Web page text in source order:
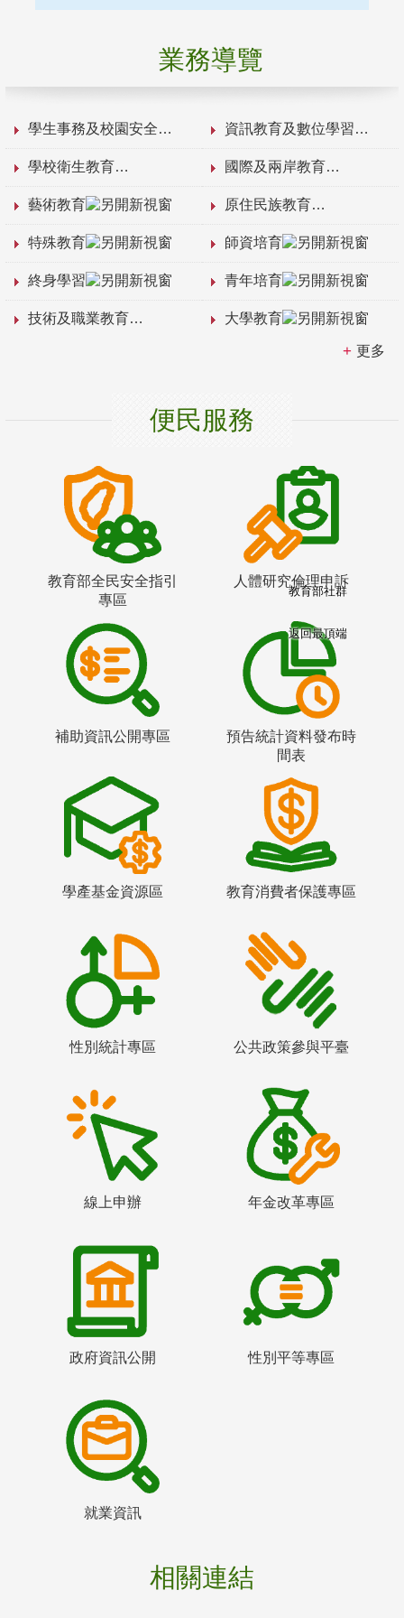
業務導覽
學生事務及校園安全 資訊教育及數位學習
學校衛生教育 國際及兩岸教育
藝術教育 原住民族教育
特殊教育 師資培育
終身學習 青年培育
技術及職業教育 大學教育
更多
便民服務
教育部全民安全指引
專區
人體研究倫理申訴
補助資訊公開專區
預告統計資料發布時
間表
學產基金資源區 教育消費者保護專區
性別統計專區 公共政策參與平臺
線上申辦 年金改革專區
政府資訊公開 性別平等專區
就業資訊
相關連結
教育部社群
返回最頂端